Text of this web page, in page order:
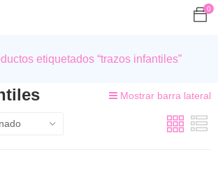
0
etiquetados “trazos infantiles”
Mostrar barra lateral